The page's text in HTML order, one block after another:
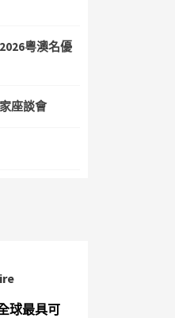
粵澳名優
座談會
球最具可